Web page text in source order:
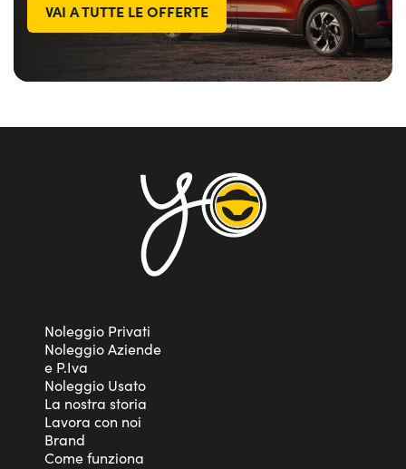
VAI A TUTTE LE OFFERTE
Noleggio Privati
Noleggio Aziende
e P.Iva
Noleggio Usato
La nostra storia
Lavora con noi
Brand
Come funziona